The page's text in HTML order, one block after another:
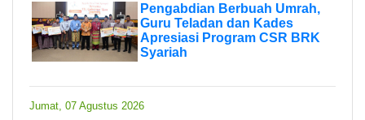
Pengabdian Berbuah Umrah,
Guru Teladan dan Kades
Apresiasi Program CSR BRK
Syariah
Jumat, 07 Agustus 2026